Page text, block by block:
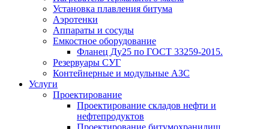
Установка плавления битума
Аэротенки
Аппараты и сосуды
Емкостное оборудование
Фланец Ду25 по ГОСТ 33259-2015.
Резервуары СУГ
Контейнерные и модульные АЗС
Услуги
Проектирование
Проектирование складов нефти и
нефтепродуктов
Проектирование битумохранилищ